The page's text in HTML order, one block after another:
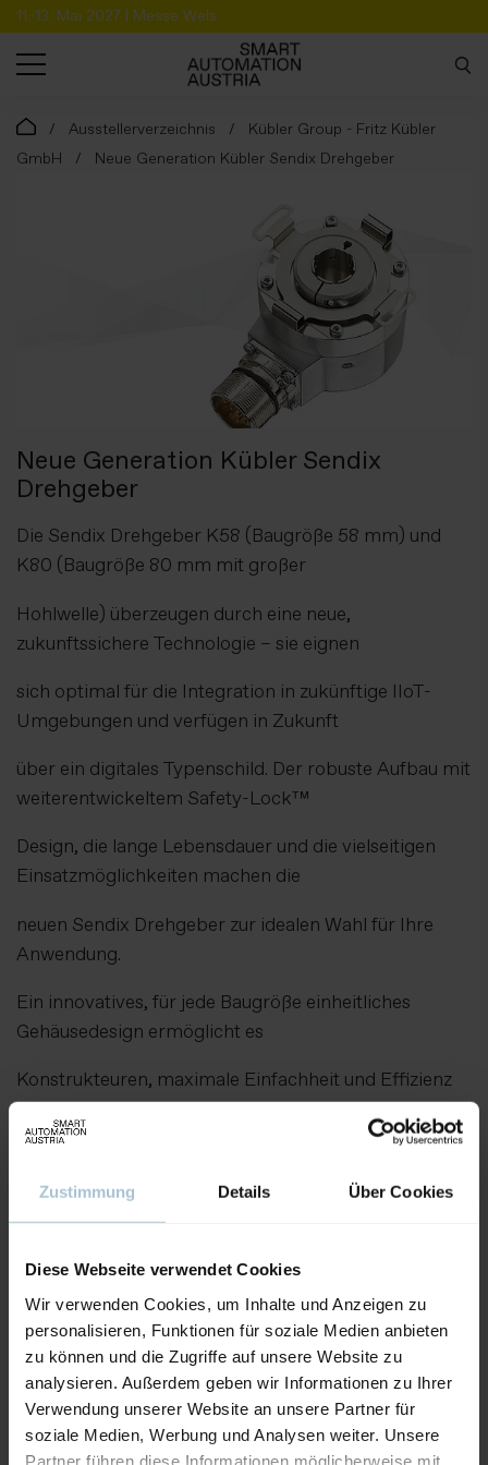
Zustimmung Details Über Cookies
Diese Webseite verwendet Cookies
Wir verwenden Cookies, um Inhalte und Anzeigen zu
personalisieren, Funktionen für soziale Medien anbieten
zu können und die Zugriffe auf unsere Website zu
analysieren. Außerdem geben wir Informationen zu Ihrer
Verwendung unserer Website an unsere Partner für
soziale Medien, Werbung und Analysen weiter. Unsere
Partner führen diese Informationen möglicherweise mit
11.-13. Mai 2027 | Messe Wels
Ausstellerverzeichnis
Kübler Group - Fritz Kübler
GmbH
Neue Generation Kübler Sendix Drehgeber
Neue Generation Kübler Sendix
Drehgeber
Die Sendix Drehgeber K58 (Baugröße 58 mm) und
K80 (Baugröße 80 mm mit großer
Hohlwelle) überzeugen durch eine neue,
zukunftssichere Technologie – sie eignen
sich optimal für die Integration in zukünftige IIoT-
Umgebungen und verfügen in Zukunft
über ein digitales Typenschild. Der robuste Aufbau mit
weiterentwickeltem Safety-Lock™
Design, die lange Lebensdauer und die vielseitigen
Einsatzmöglichkeiten machen die
neuen Sendix Drehgeber zur idealen Wahl für Ihre
Anwendung.
Ein innovatives, für jede Baugröße einheitliches
Gehäusedesign ermöglicht es
Konstrukteuren, maximale Einfachheit und Effizienz
zu realisieren, ohne Kompromisse bei
einzugehen. Somit hat der Konstrukteur über
Design-In-Konzept.
Aussteller:Kübler Group - Fritz Kübler GmbH
Weitere Produkte von diesem Aussteller